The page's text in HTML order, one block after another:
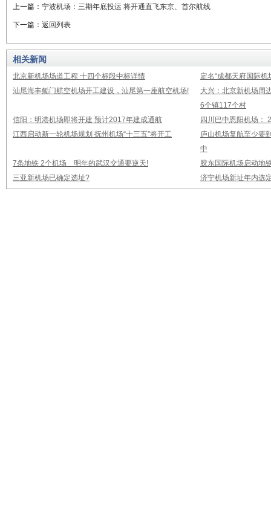
上一篇： 宁波机场：三期年底投运 将开通直飞东京、首尔航线
下一篇： 返回列表
相关新闻
北京新机场场道工程 十四个标段中标详情
定名“成都天府国际
汕尾海丰鲘门航空机场开工建设，汕尾第一座航空机场!
大兴：北京新机场周
6个镇117个村
信阳：明港机场即将开建 预计2017年建成通航
四川巴中恩阳机场：
江西启动新一轮机场规划 抚州机场“十三五”将开工
庐山机场复航至少要
中
7条地铁 2个机场 明年的武汉交通要逆天!
胶东国际机场启动地
三亚新机场已确定选址?
济宁机场新址年内选